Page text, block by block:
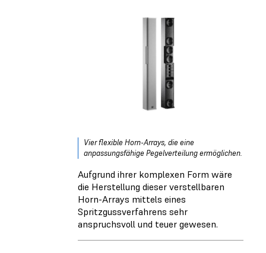
Vier flexible Horn-Arrays, die eine
anpassungsfähige Pegelverteilung ermöglichen.
Aufgrund ihrer komplexen Form wäre
die Herstellung dieser verstellbaren
Horn-Arrays mittels eines
Spritzgussverfahrens sehr
anspruchsvoll und teuer gewesen.